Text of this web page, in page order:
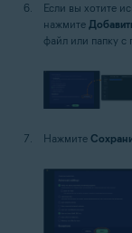
Если вы хотите
нажмите
файл или папку
Нажмите